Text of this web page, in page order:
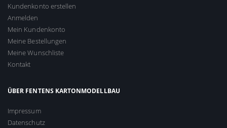
Kundenkonto erstellen
Anmelden
Mein Kundenkonto
Meine Bestellungen
Meine Wunschliste
Kontakt
ÜBER FENTENS KARTONMODELLBAU
Impressum
Datenschutz